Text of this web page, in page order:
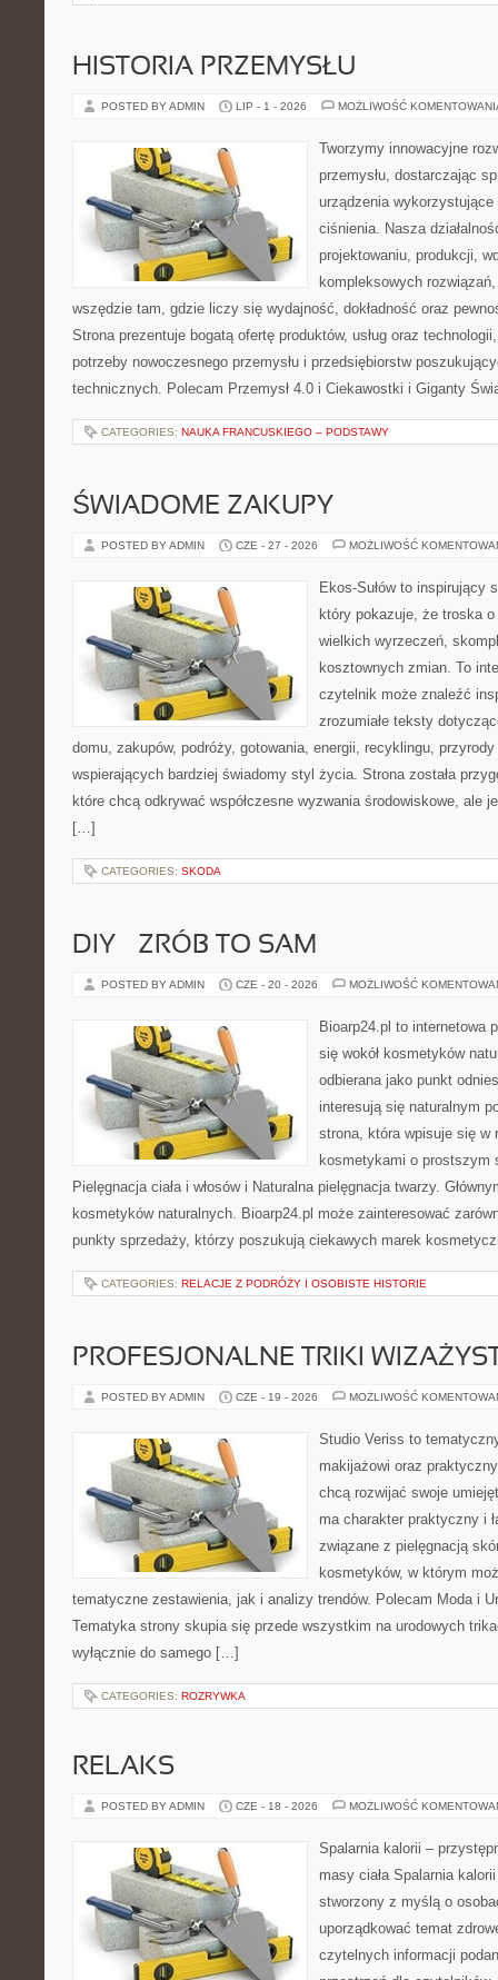
HISTORIA PRZEMYSŁU
POSTED BY ADMIN LIP - 1 - 2026 MOŻLIWOŚĆ
Tworzymy innowacyjne
przemysłu, dostarczając
urządzenia
ciśnienia. Nasza
projektowaniu, produkcji,
kompleksowych
wszędzie tam, gdzie liczy się wydajność, dokładność oraz
Strona prezentuje bogatą ofertę produktów, usług oraz
potrzeby nowoczesnego przemysłu i przedsiębiorstw
technicznych. Polecam Przemysł 4.0 i Ciekawostki i Giganty
CATEGORIES: NAUKA FRANCUSKIEGO – PODSTAWY
ŚWIADOME ZAKUPY
POSTED BY ADMIN CZE - 27 - 2026 MOŻLIWOŚĆ
Ekos-Sułów to inspirujący
który pokazuje, że troska
wielkich wyrzeczeń,
kosztownych zmian. To
czytelnik może znaleźć
zrozumiałe teksty
domu, zakupów, podróży, gotowania, energii, recyklingu,
wspierających bardziej świadomy styl życia. Strona została
które chcą odkrywać współczesne wyzwania środowiskowe, ale
[…]
CATEGORIES: SKODA
DIY – ZRÓB TO SAM
POSTED BY ADMIN CZE - 20 - 2026 MOŻLIWOŚĆ
Bioarp24.pl to internetowa
się wokół kosmetyków
odbierana jako punkt
interesują się naturalnym
strona, która wpisuje się w
kosmetykami o prostszym
Pielęgnacja ciała i włosów i Naturalna pielęgnacja twarzy.
kosmetyków naturalnych. Bioarp24.pl może zainteresować
punkty sprzedaży, którzy poszukują ciekawych marek
CATEGORIES: RELACJE Z PODRÓŻY I OSOBISTE HISTORIE
PROFESJONALNE TRIKI
POSTED BY ADMIN CZE - 19 - 2026 MOŻLIWOŚĆ
Studio Veriss to
makijażowi oraz
chcą rozwijać swoje
ma charakter praktyczny i
związane z pielęgnacją
kosmetyków, w którym
tematyczne zestawienia, jak i analizy trendów. Polecam Moda i
Tematyka strony skupia się przede wszystkim na urodowych
wyłącznie do samego […]
CATEGORIES: ROZRYWKA
RELAKS
POSTED BY ADMIN CZE - 18 - 2026 MOŻLIWOŚĆ
Spalarnia kalorii –
masy ciała Spalarnia
stworzony z myślą o
uporządkować temat
czytelnych informacji